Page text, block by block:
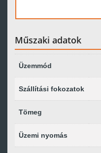
Műszaki adatok
Üzemmód
Szállítási fokozatok
Tömeg
Üzemi nyomás